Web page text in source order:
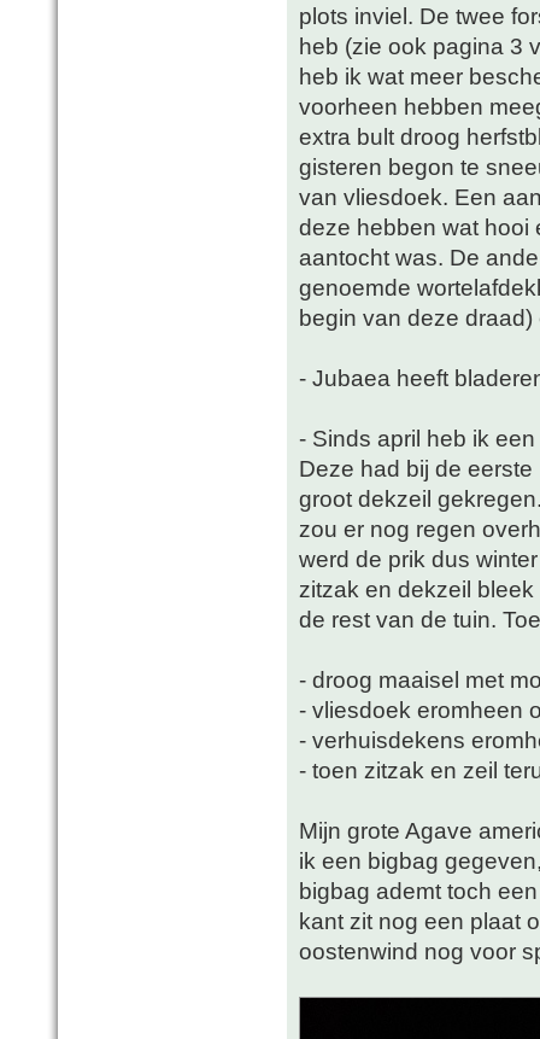
plots inviel. De twee
heb (zie ook pagina 3
heb ik wat meer
voorheen hebben
extra bult droog
gisteren begon te
van vliesdoek. Een
deze hebben wat hooi
aantocht was. De
genoemde
begin van deze
- Jubaea heeft
- Sinds april heb ik
Deze had bij de
groot dekzeil
zou er nog regen
werd de prik dus
zitzak en dekzeil
de rest van de tuin.
- droog maaisel met
- vliesdoek eromheen
- verhuisdekens
- toen zitzak en zeil
Mijn grote Agave
ik een bigbag
bigbag ademt toch
kant zit nog een plaat
oostenwind nog voor